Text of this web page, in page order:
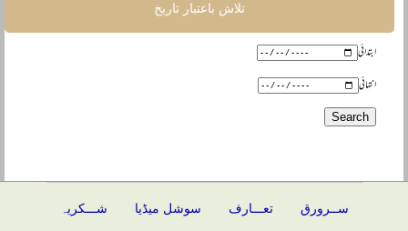
تلاش باعتبار تاریخ
ابتدائی
انتہائی
ســرورق تعـــارف سوشل میڈیا شـــکریہ